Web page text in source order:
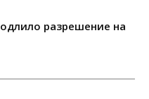
разрешение на